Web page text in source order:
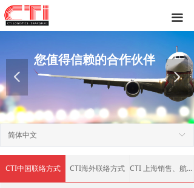
您值得信赖的合作伙伴
넳 넲
끀
网站首页
业务范围
特色航线
文件下载
合作伙伴
ꀅ
简体中文
CTI中国联络方式 CTI海外联络方式 CTI 上海销售、航线联系方式